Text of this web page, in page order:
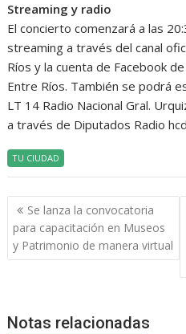
Streaming y radio
El concierto comenzará a las
streaming a través del canal
Ríos y la cuenta de Facebook
Entre Ríos. También se podrá
LT 14 Radio Nacional Gral.
a través de Diputados Radio
TU CIUDAD
Navegación
de
entradas
Se lanza la convocatoria
para capacitación en Museos
y Patrimonio de manera virtual
Notas relacionadas